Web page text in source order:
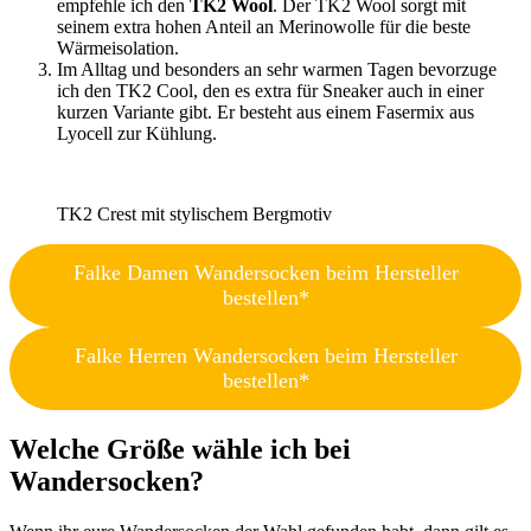
empfehle ich den TK2 Wool . Der TK2 Wool sorgt mit
seinem extra hohen Anteil an Merinowolle für die beste
Wärmeisolation.
Im Alltag und besonders an sehr warmen Tagen bevorzuge
ich den TK2 Cool, den es extra für Sneaker auch in einer
kurzen Variante gibt. Er besteht aus einem Fasermix aus
Lyocell zur Kühlung.
TK2 Crest mit stylischem Bergmotiv
Falke Damen Wandersocken beim Hersteller
bestellen*
Falke Herren Wandersocken beim Hersteller
bestellen*
Welche Größe wähle ich bei
Wandersocken?